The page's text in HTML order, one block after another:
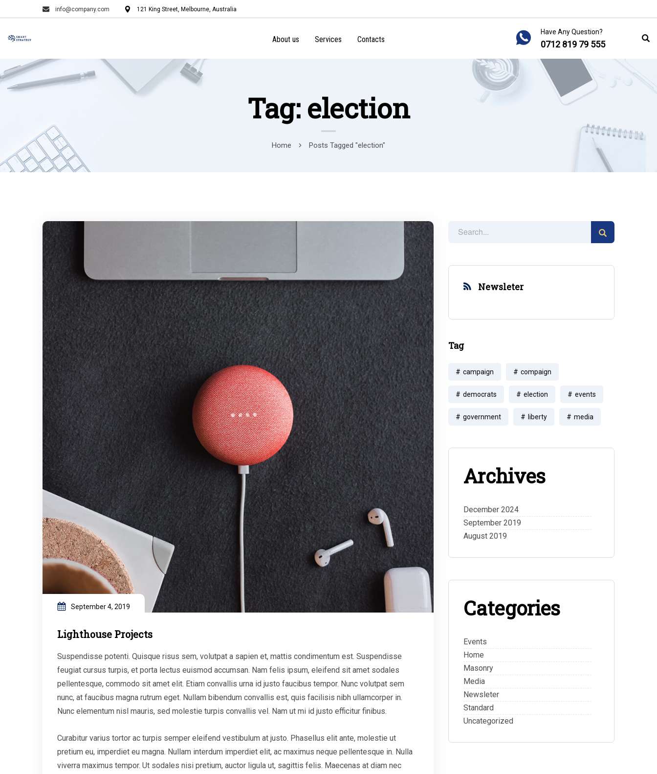
info@company.com 121 King Street, Melbourne, Australia
About us Services Contacts
Have Any Question?
0712 819 79 555
Tag: election
Home Posts Tagged "election"
Newsleter
Tag
campaign compaign
democrats election events
government liberty media
Archives
December 2024
September 2019
August 2019
Categories
Events
Home
Masonry
Media
Newsleter
Standard
Uncategorized
September 4, 2019
Lighthouse Projects
Suspendisse potenti. Quisque risus sem, volutpat a sapien et, mattis condimentum est. Suspendisse
feugiat cursus turpis, et porta lectus euismod accumsan. Nam felis ipsum, eleifend sit amet sodales
pellentesque, commodo sit amet elit. Etiam convallis urna id justo faucibus tempor. Nunc volutpat sem
nunc, at faucibus magna rutrum eget. Nullam bibendum convallis est, quis facilisis nibh ullamcorper in.
Nunc elementum nisl mauris, sed molestie turpis convallis vel. Nam ut mi id justo efficitur finibus.
Curabitur varius tortor ac turpis semper eleifend vestibulum at justo. Phasellus elit ante, molestie ut
pretium eu, imperdiet eu magna. Nullam interdum imperdiet elit, ac maximus neque pellentesque in. Nulla
viverra maximus tempor. Ut sodales nisi pretium, auctor ligula ut, sagittis felis. Maecenas at diam nec